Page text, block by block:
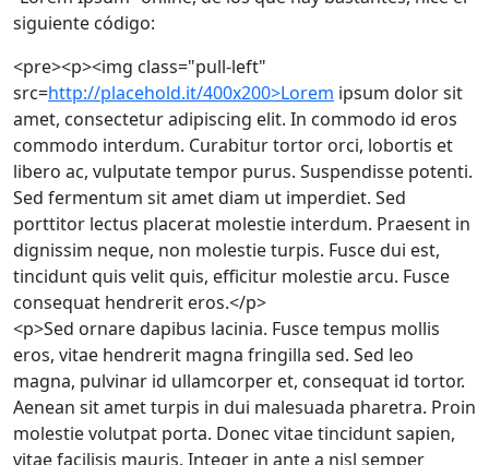
siguiente código:
<pre><p><img class="pull-left"
src=http://placehold.it/400x200>Lorem ipsum dolor sit
amet, consectetur adipiscing elit. In commodo id eros
commodo interdum. Curabitur tortor orci, lobortis et
libero ac, vulputate tempor purus. Suspendisse potenti.
Sed fermentum sit amet diam ut imperdiet. Sed
porttitor lectus placerat molestie interdum. Praesent in
dignissim neque, non molestie turpis. Fusce dui est,
tincidunt quis velit quis, efficitur molestie arcu. Fusce
consequat hendrerit eros.</p>
<p>Sed ornare dapibus lacinia. Fusce tempus mollis
eros, vitae hendrerit magna fringilla sed. Sed leo
magna, pulvinar id ullamcorper et, consequat id tortor.
Aenean sit amet turpis in dui malesuada pharetra. Proin
molestie volutpat porta. Donec vitae tincidunt sapien,
vitae facilisis mauris. Integer in ante a nisl semper